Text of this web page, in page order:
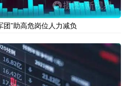
”助高危岗位人力减负